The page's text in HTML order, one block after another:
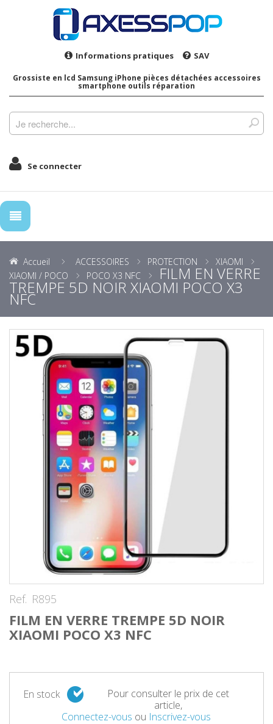
Informations pratiques SAV
Grossiste en lcd Samsung iPhone pièces détachées accessoires
smartphone outils réparation
Se connecter
Accueil ACCESSOIRES PROTECTION
XIAOMI
XIAOMI / POCO
POCO X3 NFC FILM EN VERRE
TREMPE 5D NOIR XIAOMI POCO X3
NFC
Ref. R895
FILM EN VERRE TREMPE 5D NOIR
XIAOMI POCO X3 NFC
En stock
Pour consulter le prix de cet
article,
Connectez-vous ou Inscrivez-vous